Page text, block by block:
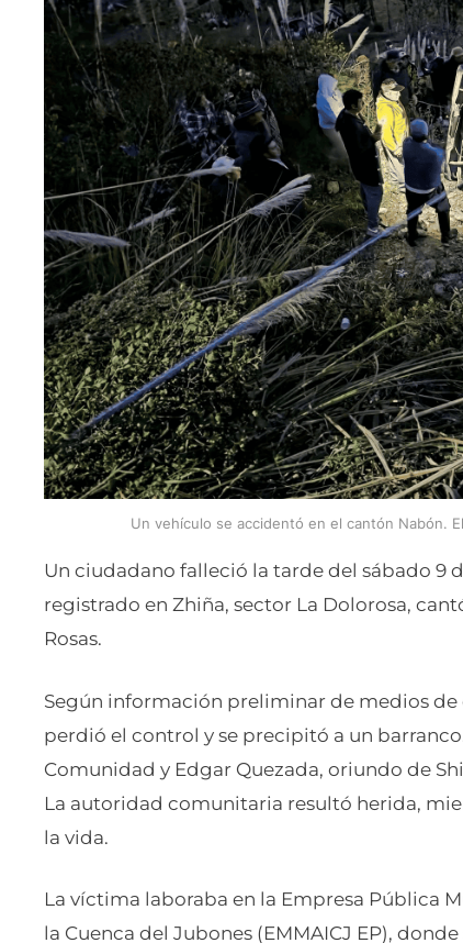
Un vehículo se accidentó en el cantón Nabón.
Un ciudadano falleció la tarde del sábado 9
registrado en Zhiña, sector La Dolorosa,
Rosas.
Según información preliminar de medios
perdió el control y se precipitó a un
Comunidad y Edgar Quezada, oriundo de
La autoridad comunitaria resultó herida,
la vida.
La víctima laboraba en la Empresa Pública
la Cuenca del Jubones (EMMAICJ EP),